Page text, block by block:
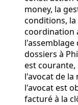
money, la
conditions,
coordination
l'assemblage
dossiers à
est courante,
l'avocat de la
l'avocat est
facturé à la